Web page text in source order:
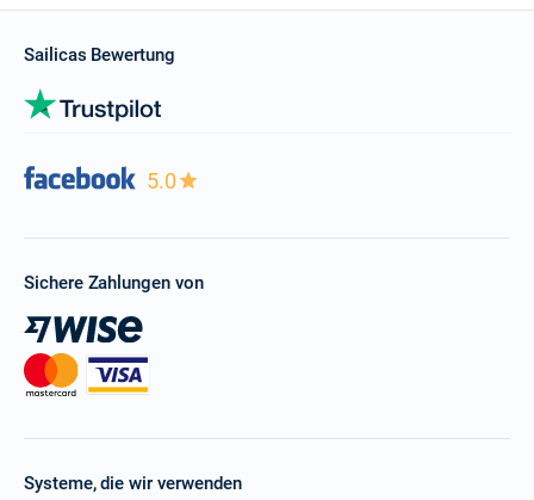
Sailicas Bewertung
5.0
Sichere Zahlungen von
Systeme, die wir verwenden